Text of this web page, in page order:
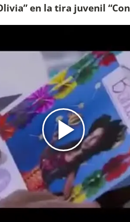
en la tira juvenil